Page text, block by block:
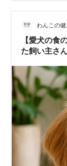
の体の中で何
た。 1. 消化
ートしていた
（消化酵素
もしれない。
わんこの
【愛犬の食
た飼い主さ